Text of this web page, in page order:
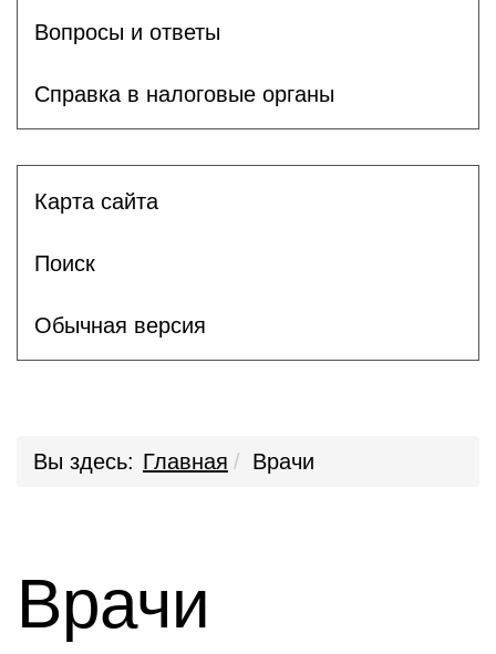
Вопросы и ответы
Справка в налоговые органы
Карта сайта
Поиск
Обычная версия
Вы здесь: Главная Врачи
Врачи